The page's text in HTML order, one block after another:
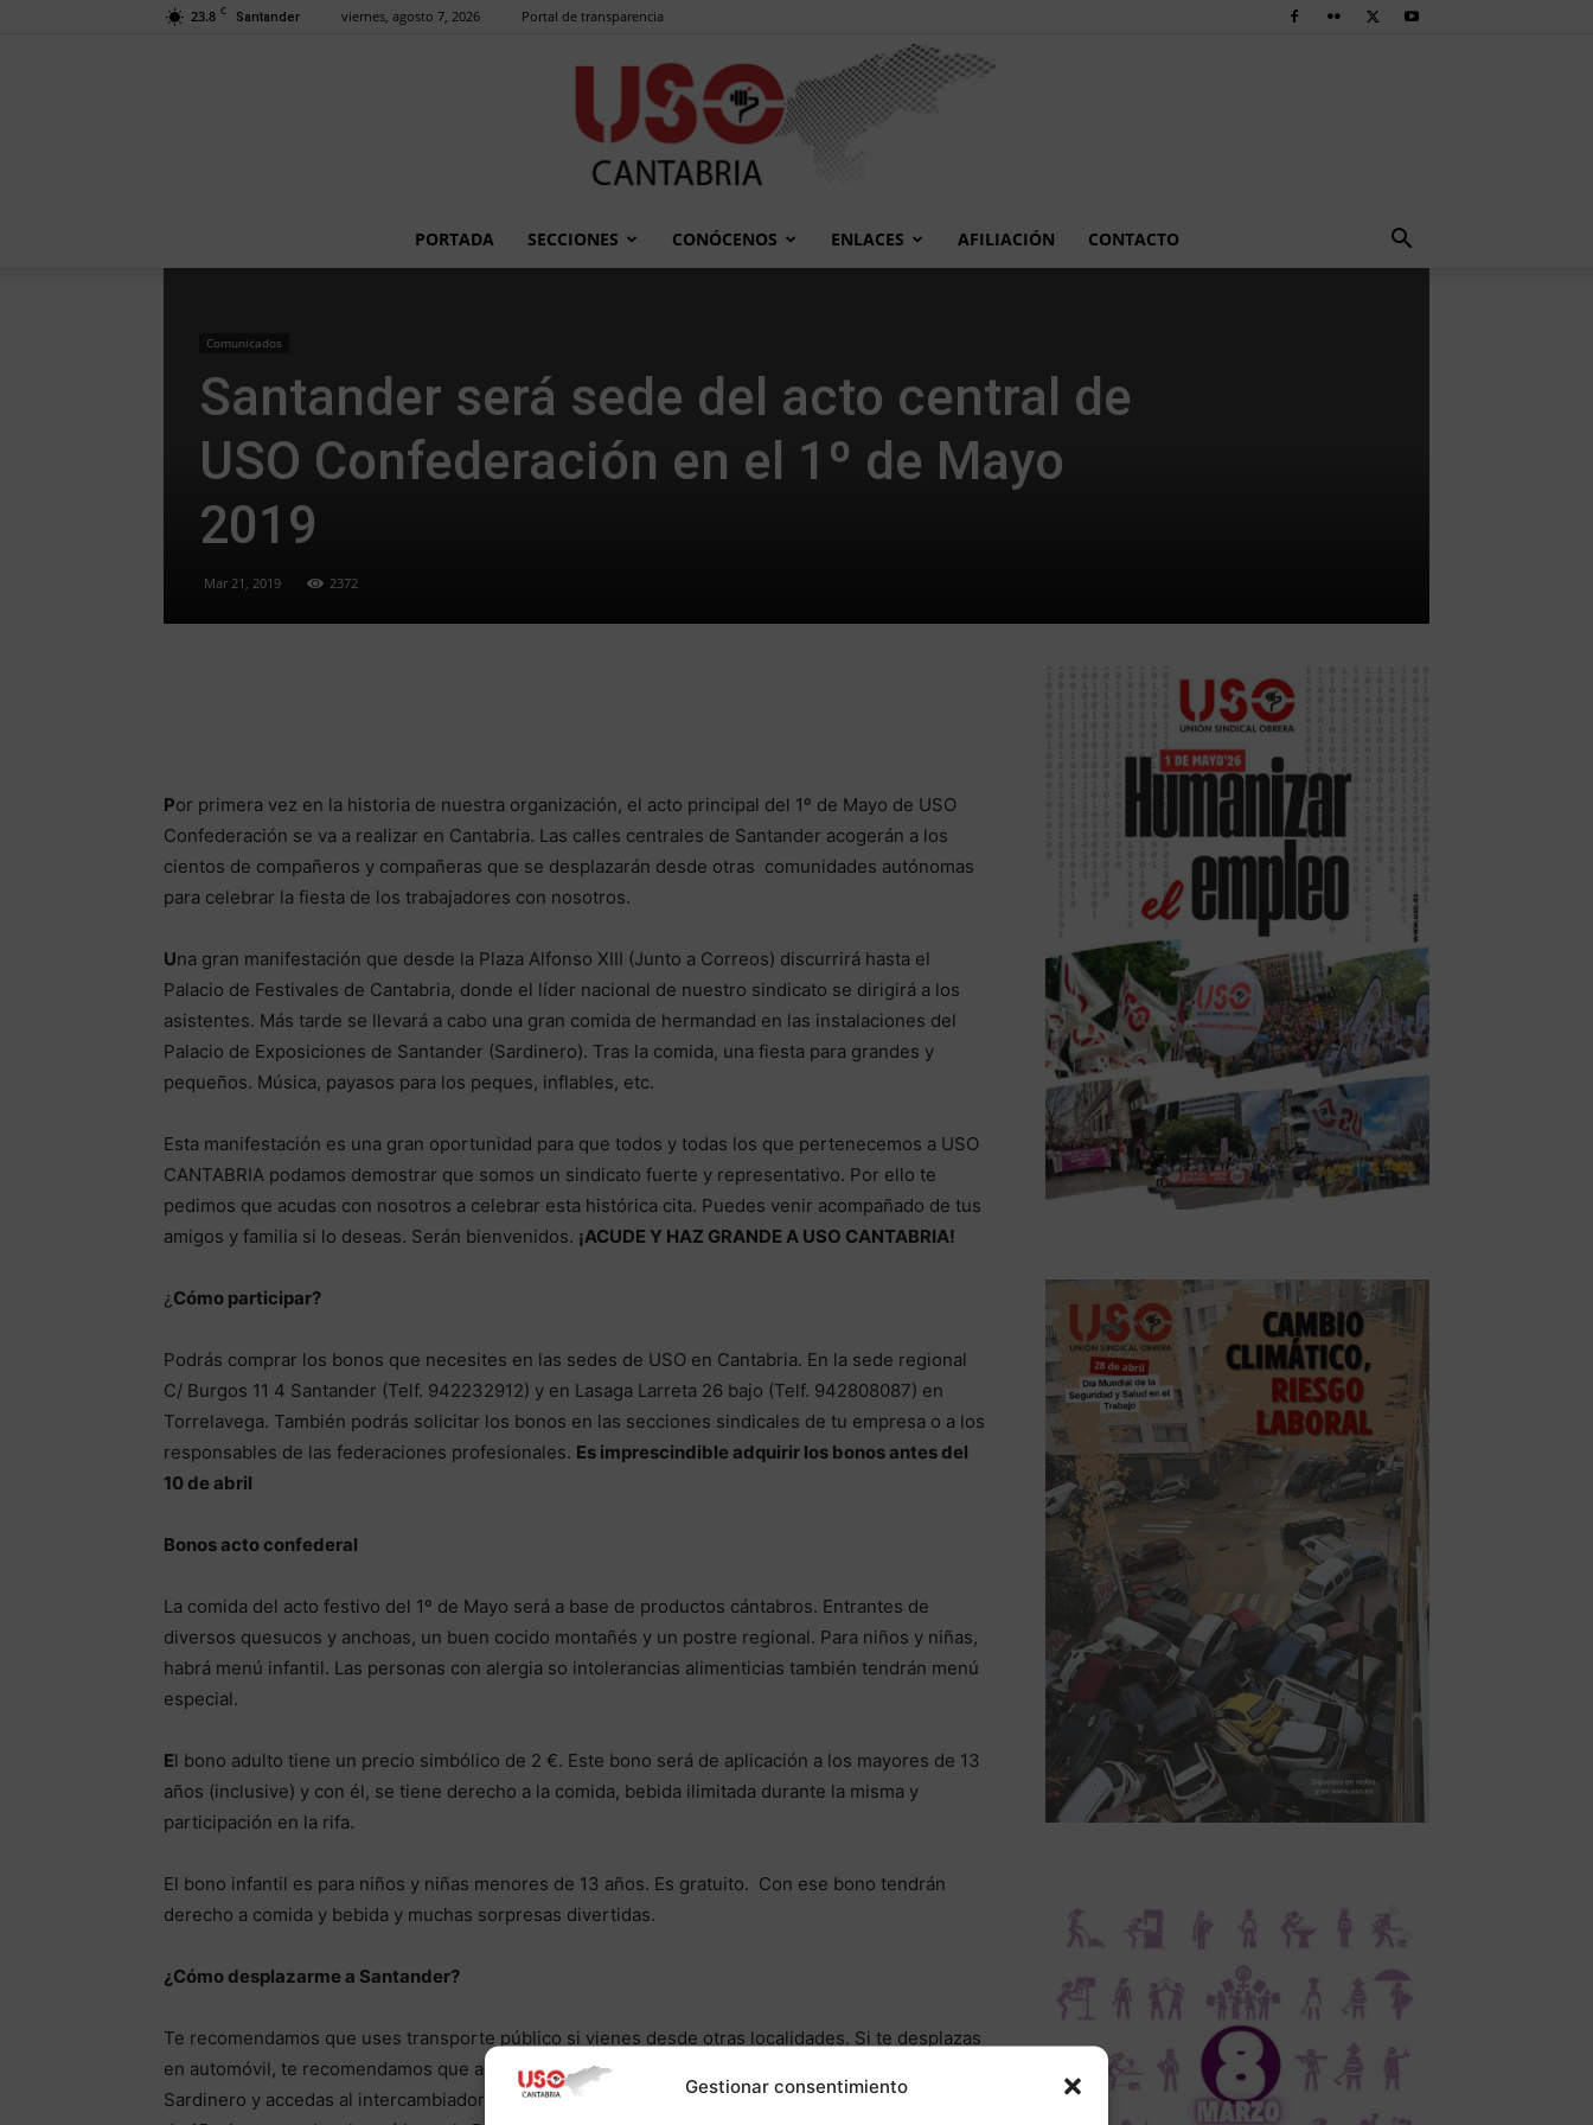
Gestionar consentimiento
23.8 C Santander viernes, agosto 7, 2026 Portal de transparencia
Cantabria
PORTADA SECCIONES CONÓCENOS ENLACES AFILIACIÓN CONTACTO
Comunicados
Santander será sede del acto central de
USO Confederación en el 1º de Mayo
2019
Mar 21, 2019 2372
Por primera vez en la historia de nuestra organización, el acto principal del 1º de Mayo de USO
Confederación se va a realizar en Cantabria. Las calles centrales de Santander acogerán a los
cientos de compañeros y compañeras que se desplazarán desde otras comunidades autónomas
para celebrar la fiesta de los trabajadores con nosotros.
Una gran manifestación que desde la Plaza Alfonso XIII (Junto a Correos) discurrirá hasta el
Palacio de Festivales de Cantabria, donde el líder nacional de nuestro sindicato se dirigirá a los
asistentes. Más tarde se llevará a cabo una gran comida de hermandad en las instalaciones del
Palacio de Exposiciones de Santander (Sardinero). Tras la comida, una fiesta para grandes y
pequeños. Música, payasos para los peques, inflables, etc.
Esta manifestación es una gran oportunidad para que todos y todas los que pertenecemos a USO
CANTABRIA podamos demostrar que somos un sindicato fuerte y representativo. Por ello te
pedimos que acudas con nosotros a celebrar esta histórica cita. Puedes venir acompañado de tus
amigos y familia si lo deseas. Serán bienvenidos. ¡ACUDE Y HAZ GRANDE A USO CANTABRIA!
¿ Cómo participar?
Podrás comprar los bonos que necesites en las sedes de USO en Cantabria. En la sede regional
C/ Burgos 11 4 Santander (Telf. 942232912) y en Lasaga Larreta 26 bajo (Telf. 942808087) en
Torrelavega. También podrás solicitar los bonos en las secciones sindicales de tu empresa o a los
responsables de las federaciones profesionales. Es imprescindible adquirir los bonos antes del
10 de abril
Bonos acto confederal
La comida del acto festivo del 1º de Mayo será a base de productos cántabros. Entrantes de
diversos quesucos y anchoas, un buen cocido montañés y un postre regional. Para niños y niñas,
habrá menú infantil. Las personas con alergia so intolerancias alimenticias también tendrán menú
especial.
El bono adulto tiene un precio simbólico de 2 €. Este bono será de aplicación a los mayores de 13
años (inclusive) y con él, se tiene derecho a la comida, bebida ilimitada durante la misma y
participación en la rifa.
El bono infantil es para niños y niñas menores de 13 años. Es gratuito. Con ese bono tendrán
derecho a comida y bebida y muchas sorpresas divertidas.
¿Cómo desplazarme a Santander?
Te recomendamos que uses transporte público si vienes desde otras localidades. Si te desplazas
en automóvil, te recomendamos que accedas al aparcamiento de los Campos de Sport del
Sardinero y accedas al intercambiador de la línea de autobuses municipal que con una frecuencia